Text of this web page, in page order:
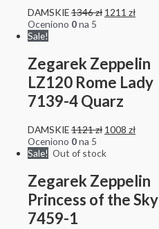
DAMSKIE1346zł 1211 zł
Oceniono 0na 5
Sale!
Zegarek Zeppelin
LZ120 Rome Lady
7139-4 Quarz
DAMSKIE1121zł 1008 zł
Oceniono 0na 5
Sale! Out of stock
Zegarek Zeppelin
Princess of the Sky
7459-1